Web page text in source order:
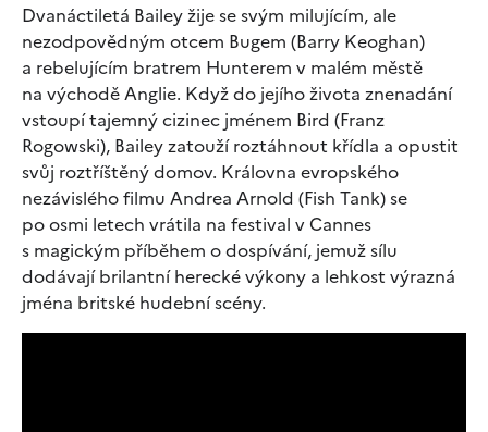
Dvanáctiletá Bailey žije se svým milujícím, ale
nezodpovědným otcem Bugem (Barry Keoghan)
a rebelujícím bratrem Hunterem v malém městě
na východě Anglie. Když do jejího života znenadání
vstoupí tajemný cizinec jménem Bird (Franz
Rogowski), Bailey zatouží roztáhnout křídla a opustit
svůj roztříštěný domov. Královna evropského
nezávislého filmu Andrea Arnold (Fish Tank) se
po osmi letech vrátila na festival v Cannes
s magickým příběhem o dospívání, jemuž sílu
dodávají brilantní herecké výkony a lehkost výrazná
jména britské hudební scény.